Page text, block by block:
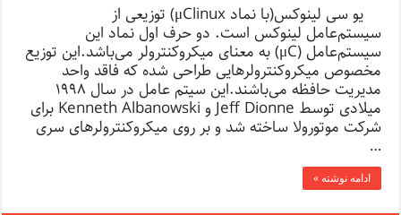
یو سی لینوکس(با نماد μClinux) توزیعی از
سیستم‌عامل لینوکس است. دو حرف اول نماد این
سیستم‌عامل (μC) به معنای میکروکنترولر می‌باشد.این توزیع
مخصوص میکروکنترولرهایی طراحی شده که فاقد واحد
مدیریت حافظه می‌باشند.این سیتم عامل در سال ۱۹۹۸
میلادی توسط Jeff Dionne و Kenneth Albanowski برای
شرکت موتورولا ساخته شد و بر روی میکروکنترولرهای سری
…
ادامه نوشته »